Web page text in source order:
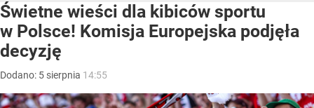
Świetne wieści dla kibiców sportu
w Polsce! Komisja Europejska podjęła
decyzję
Dodano: 5 sierpnia 14:55